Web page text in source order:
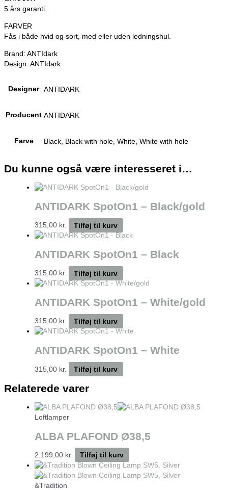
5 års garanti.
FARVER
Fås i både hvid og sort, med eller uden ledningshul.
Brand: ANTIdark
Design: ANTIdark
Designer ANTIDARK
Producent ANTIDARK
Farve Black, Black with hole, White, White with hole
Du kunne også være interesseret i…
ANTIDARK SpotOn1 – Black/gold
315,00 kr. Tilføj til kurv
ANTIDARK SpotOn1 – Black
315,00 kr. Tilføj til kurv
ANTIDARK SpotOn1 – White/gold
315,00 kr. Tilføj til kurv
ANTIDARK SpotOn1 – White
315,00 kr. Tilføj til kurv
Relaterede varer
Loftlamper
ALBA PLAFOND Ø38,5
2.199,00 kr. Tilføj til kurv
&Tradition